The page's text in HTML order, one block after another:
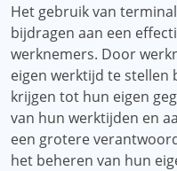
Het gebruik van
bijdragen aan een
werknemers. Door
eigen werktijd te stellen
krijgen tot hun eigen
van hun werktijden en
een grotere
het beheren van hun